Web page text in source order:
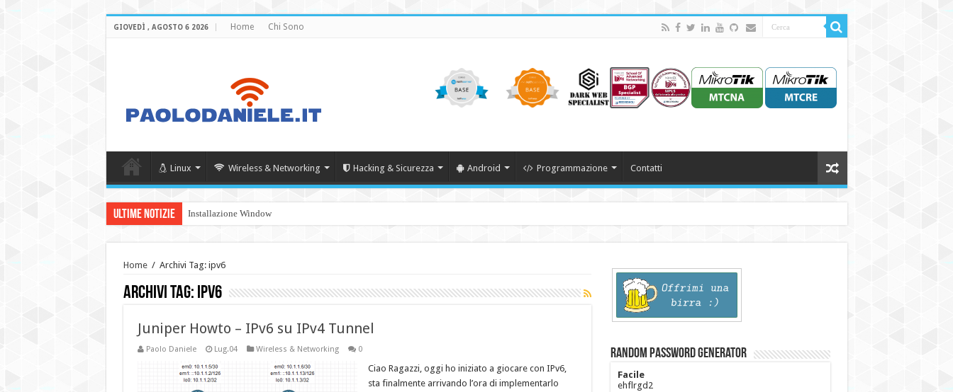
GIOVEDÌ , AGOSTO 6 2026 Home Chi Sono
Linux Wireless & Networking Hacking & Sicurezza Android Programmazione Contatti
Ultime Notizie Installazione Windows Server 2022
Home / Archivi Tag: ipv6
Archivi Tag: ipv6
Juniper Howto – IPv6 su IPv4 Tunnel
Paolo Daniele Lug.04 Wireless & Networking 0
Ciao Ragazzi, oggi ho iniziato a giocare con IPv6,
sta finalmente arrivando l’ora di implementarlo
Random Password Generator
Facile
ehflrgd2